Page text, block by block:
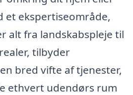
et ekspertiseområde,
alt fra landskabspleje til
tilbyder
bred vifte af tjenester,
ethvert udendørs rum